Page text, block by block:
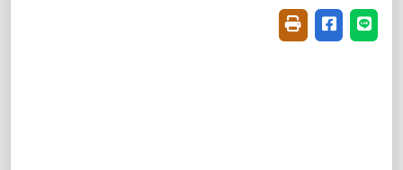
友善列印(開新視
分享至臉書
分享